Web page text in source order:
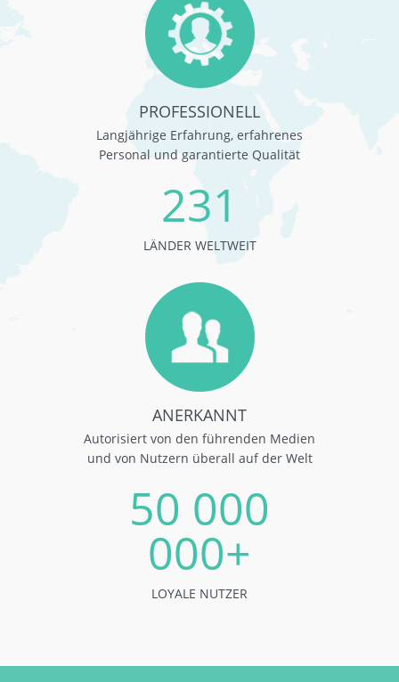
PROFESSIONELL
Langjährige Erfahrung, erfahrenes
Personal und garantierte Qualität
231
LÄNDER WELTWEIT
ANERKANNT
Autorisiert von den führenden Medien
und von Nutzern überall auf der Welt
50 000
000+
LOYALE NUTZER